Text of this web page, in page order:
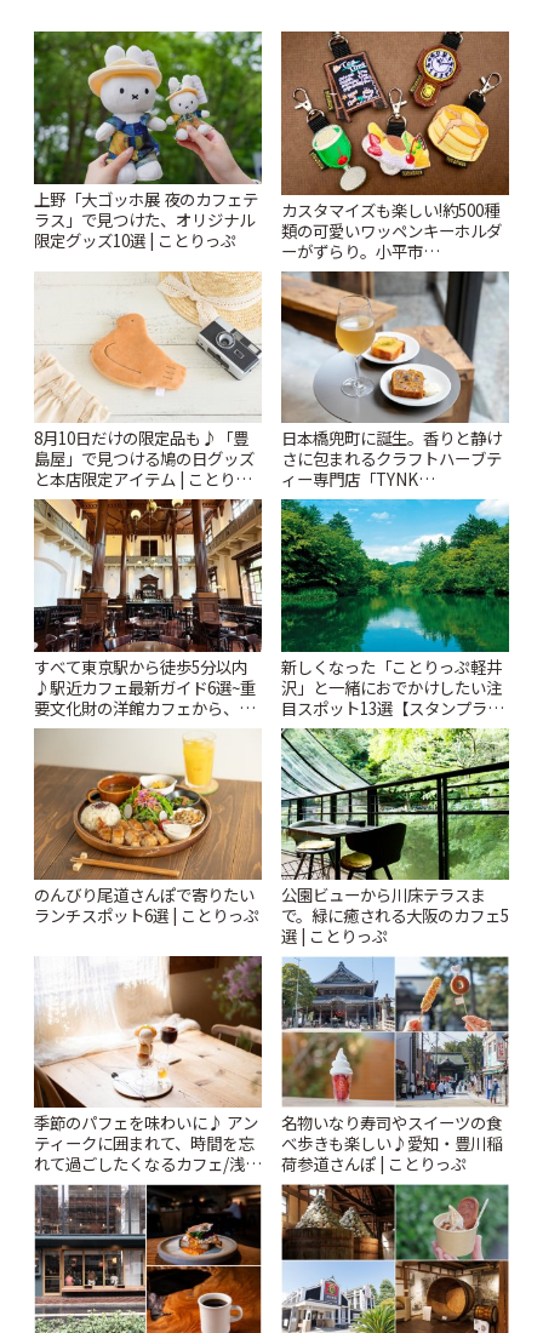
上野「大ゴッホ展 夜のカフェテ
ラス」で見つけた、オリジナル
限定グッズ10選 | ことりっぷ
カスタマイズも楽しい!約500種
類の可愛いワッペンキーホルダ
ーがずらり。小平市
「Kimamaya T&K」 | ことりっ
ぷ
8月10日だけの限定品も♪「豊
島屋」で見つける鳩の日グッズ
と本店限定アイテム | ことりっ
ぷ
日本橋兜町に誕生。香りと静け
さに包まれるクラフトハーブテ
ィー専門店「TYNK
Kabutocho」 | ことりっぷ
すべて東京駅から徒歩5分以内
♪駅近カフェ最新ガイド6選~重
要文化財の洋館カフェから、改
札すぐのレトロ喫茶まで~ | こと
新しくなった「ことりっぷ軽井
沢」と一緒におでかけしたい注
目スポット13選【スタンプラリ
ー開催中】 | ことりっぷ
のんびり尾道さんぽで寄りたい
ランチスポット6選 | ことりっぷ
公園ビューから川床テラスま
で。緑に癒される大阪のカフェ5
選 | ことりっぷ
季節のパフェを味わいに♪ アン
ティークに囲まれて、時間を忘
れて過ごしたくなるカフェ/浅草
「annorum cafe」 | ことりっぷ
名物いなり寿司やスイーツの食
べ歩きも楽しい♪愛知・豊川稲
荷参道さんぽ | ことりっぷ